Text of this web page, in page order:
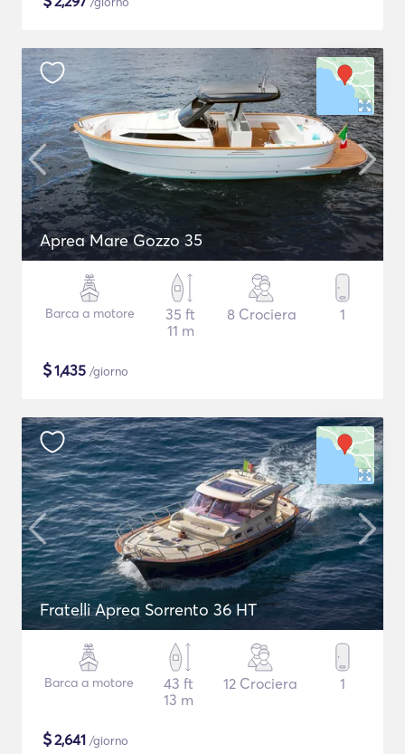
Aprea Mare Gozzo 35
Barca a motore
35 ft
11 m
8 Crociera 1
$1,435 /giorno
Fratelli Aprea Sorrento 36 HT
Barca a motore
43 ft
13 m
12 Crociera 1
$2,641 /giorno